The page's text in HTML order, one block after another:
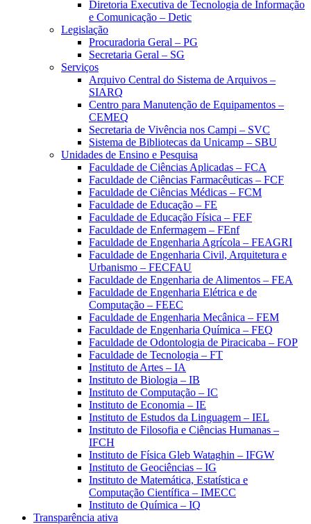
Diretoria Executiva de Tecnologia de Informação
e Comunicação – Detic
Legislação
Procuradoria Geral – PG
Secretaria Geral – SG
Serviços
Arquivo Central do Sistema de Arquivos –
SIARQ
Centro para Manutenção de Equipamentos –
CEMEQ
Secretaria de Vivência nos Campi – SVC
Sistema de Bibliotecas da Unicamp – SBU
Unidades de Ensino e Pesquisa
Faculdade de Ciências Aplicadas – FCA
Faculdade de Ciências Farmacêuticas – FCF
Faculdade de Ciências Médicas – FCM
Faculdade de Educação – FE
Faculdade de Educação Física – FEF
Faculdade de Enfermagem – FEnf
Faculdade de Engenharia Agrícola – FEAGRI
Faculdade de Engenharia Civil, Arquitetura e
Urbanismo – FECFAU
Faculdade de Engenharia de Alimentos – FEA
Faculdade de Engenharia Elétrica e de
Computação – FEEC
Faculdade de Engenharia Mecânica – FEM
Faculdade de Engenharia Química – FEQ
Faculdade de Odontologia de Piracicaba – FOP
Faculdade de Tecnologia – FT
Instituto de Artes – IA
Instituto de Biologia – IB
Instituto de Computação – IC
Instituto de Economia – IE
Instituto de Estudos da Linguagem – IEL
Instituto de Filosofia e Ciências Humanas –
IFCH
Instituto de Física Gleb Wataghin – IFGW
Instituto de Geociências – IG
Instituto de Matemática, Estatística e
Computação Científica – IMECC
Instituto de Química – IQ
Transparência ativa